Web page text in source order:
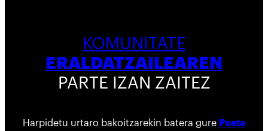
KOMUNITATE
ERALDATZAILEAREN
PARTE IZAN ZAITEZ
Harpidetu urtaro bakoitzarekin batera gure Posta